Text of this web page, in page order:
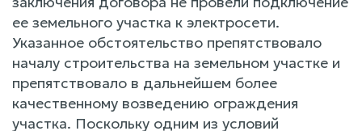
ее земельного участка к электросети.
Указанное обстоятельство препятствовало
началу строительства на земельном участке и
препятствовало в дальнейшем более
качественному возведению ограждения
участка. Поскольку одним из условий